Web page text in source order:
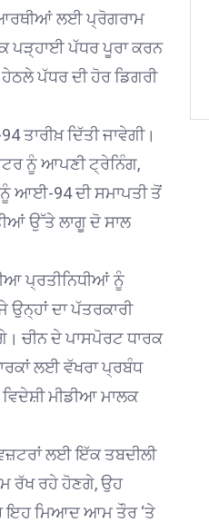
ਲਈ ਪ੍ਰੋਗਰਾਮ
ਪੜ੍ਹਾਈ ਪੱਧਰ ਪੂਰਾ ਕਰਨ
ਪੱਧਰ ਦੀ ਹੋਰ ਡਿਗਰੀ
ਦਿੱਤੀ ਜਾਵੇਗੀ।
ਨੂੰ ਆਪਣੀ ਟ੍ਰੇਨਿੰਗ,
ਆਈ-94 ਦੀ ਸਮਾਪਤੀ ਤੋਂ
ਉੱਤੇ ਲਾਗੂ ਦੋ ਸਾਲ
ਪ੍ਰਤੀਨਿਧੀਆਂ ਨੂੰ
ਦਾ ਪੱਤਰਕਾਰੀ
ਚੀਨ ਦੇ ਪਾਸਪੋਰਟ ਧਾਰਕ
ਲਈ ਵੱਖਰਾ ਪ੍ਰਬੰਧ
ਮੀਡੀਆ ਮਾਲਕ
ਲਈ ਇੱਕ ਤਬਦੀਲੀ
ਰੱਖ ਰਹੇ ਹੋਣਗੇ, ਉਹ
ਇਹ ਮਿਆਦ ਆਮ ਤੌਰ ‘ਤੇ